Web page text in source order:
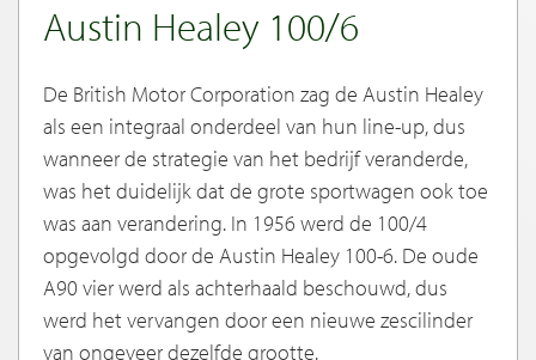
Austin Healey 100/6
De British Motor Corporation zag de Austin Healey
als een integraal onderdeel van hun line-up, dus
wanneer de strategie van het bedrijf veranderde,
was het duidelijk dat de grote sportwagen ook toe
was aan verandering. In 1956 werd de 100/4
opgevolgd door de Austin Healey 100-6. De oude
A90 vier werd als achterhaald beschouwd, dus
werd het vervangen door een nieuwe zescilinder
van ongeveer dezelfde grootte.